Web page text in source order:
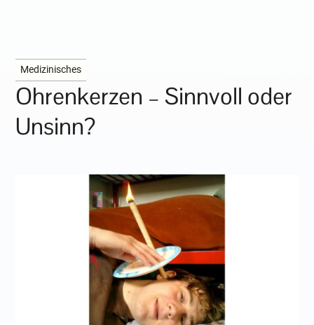
Medizinisches
Ohrenkerzen – Sinnvoll oder
Unsinn?